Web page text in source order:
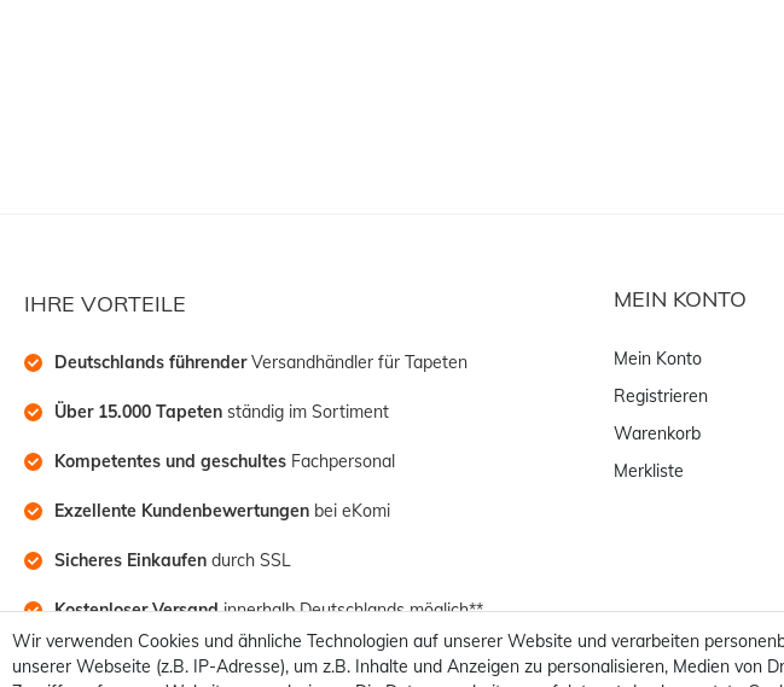
IHRE VORTEILE
Deutschlands führender Versandhändler für Tapeten
Über 15.000 Tapeten ständig im Sortiment
Kompetentes und geschultes Fachpersonal
Exzellente Kundenbewertungen bei eKomi
Sicheres Einkaufen durch SSL
Kostenloser Versand innerhalb Deutschlands möglich**
MEIN KONTO
Mein Konto
Registrieren
Warenkorb
Merkliste
Wir verwenden Cookies und ähnliche Technologien auf unserer Website und verarbeiten
unserer Webseite (z.B. IP-Adresse), um z.B. Inhalte und Anzeigen zu personalisieren, Medien von